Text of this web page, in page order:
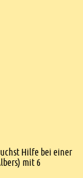
Hilfe bei einer
mit 6